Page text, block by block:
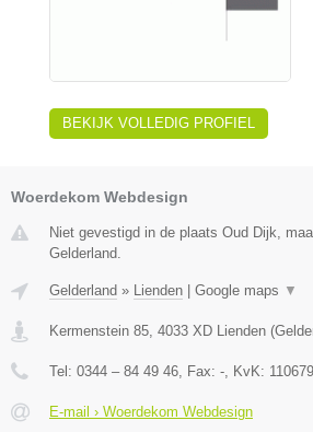
BEKIJK VOLLEDIG PROFIEL
Woerdekom Webdesign
Niet gevestigd in de plaats Oud Dijk,
Gelderland.
Gelderland » Lienden Google maps ▼
Kermenstein 85 4033 XD Lienden (
Tel: 0344 – 84 49 46 , Fax: - , KvK:
E-mail › Woerdekom Webdesign